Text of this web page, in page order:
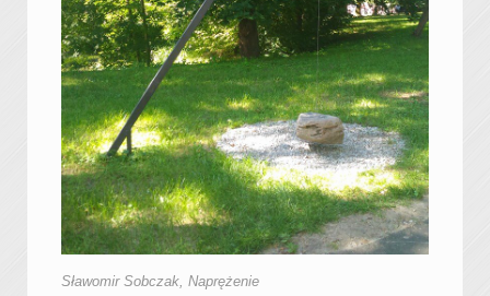
Sławomir Sobczak, Naprężenie